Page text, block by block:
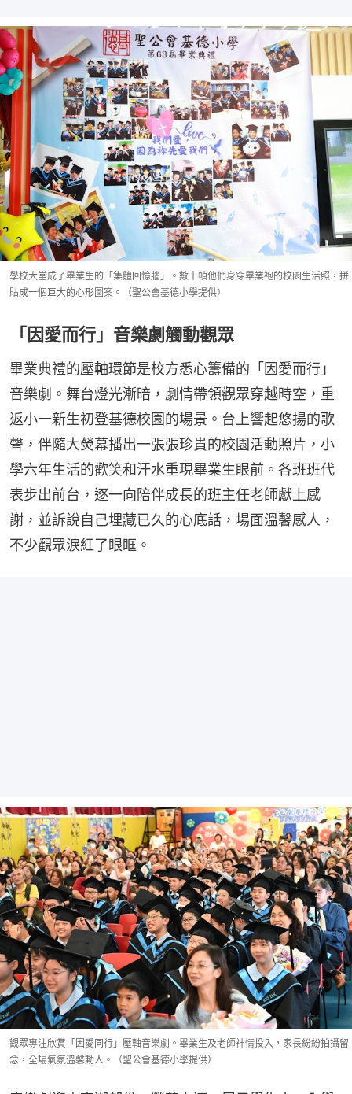
學校大堂成了畢業生的「集體回憶牆」。數十幀他們身穿畢業袍的校園生活照，拼
貼成一個巨大的心形圖案。（聖公會基德小學提供）
「因愛而行」音樂劇觸動觀眾
畢業典禮的壓軸環節是校方悉心籌備的「因愛而行」
音樂劇。舞台燈光漸暗，劇情帶領觀眾穿越時空，重
返小一新生初登基德校園的場景。台上響起悠揚的歌
聲，伴隨大熒幕播出一張張珍貴的校園活動照片，小
學六年生活的歡笑和汗水重現畢業生眼前。各班班代
表步出前台，逐一向陪伴成長的班主任老師獻上感
謝，並訴說自己埋藏已久的心底話，場面溫馨感人，
不少觀眾淚紅了眼眶。
觀眾專注欣賞「因愛同行」壓軸音樂劇。畢業生及老師神情投入，家長紛紛拍攝留
念，全場氣氛溫馨動人。（聖公會基德小學提供）